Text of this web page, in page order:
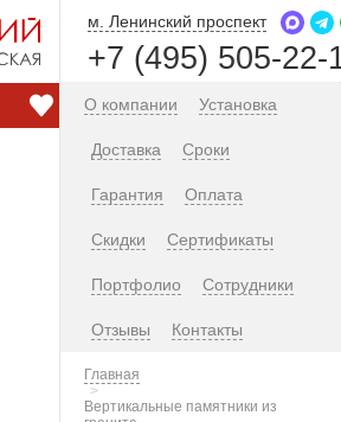
м. Ленинский проспект
+7 (495) 505-22-
О компании Установка
Доставка Сроки
Гарантия Оплата
Скидки Сертификаты
Портфолио Сотрудники
Отзывы Контакты
Главная
Вертикальные памятники из